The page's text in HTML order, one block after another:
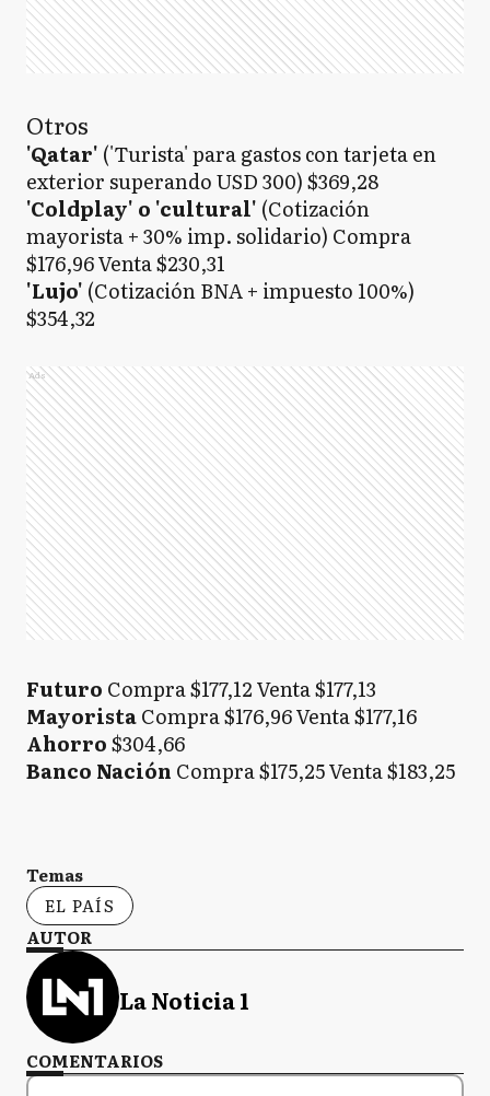
Otros
'Qatar' ('Turista' para gastos con tarjeta en
exterior superando USD 300) $369,28
'Coldplay' o 'cultural' (Cotización
mayorista + 30% imp. solidario) Compra
$176,96 Venta $230,31
'Lujo' (Cotización BNA + impuesto 100%)
$354,32
Ads
Futuro Compra $177,12 Venta $177,13
MayoristaCompra $176,96 Venta $177,16
Ahorro$304,66
Banco Nación Compra $175,25 Venta $183,25
Temas
EL PAÍS
AUTOR
La Noticia 1
COMENTARIOS